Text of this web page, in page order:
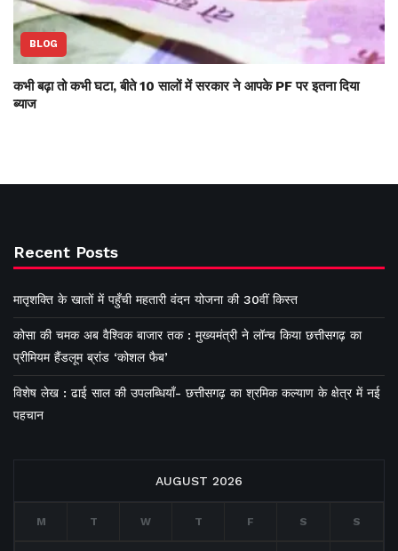
BLOG
कभी बढ़ा तो कभी घटा, बीते 10 सालों में सरकार ने आपके PF पर इतना दिया
ब्याज
Recent Posts
मातृशक्ति के खातों में पहुँची महतारी वंदन योजना की 30वीं किस्त
कोसा की चमक अब वैश्विक बाजार तक : मुख्यमंत्री ने लॉन्च किया छत्तीसगढ़ का
प्रीमियम हैंडलूम ब्रांड ‘कोशल फैब’
विशेष लेख : ढाई साल की उपलब्धियाँ- छत्तीसगढ़ का श्रमिक कल्याण के क्षेत्र में नई
पहचान
AUGUST 2026
M T W T F S S